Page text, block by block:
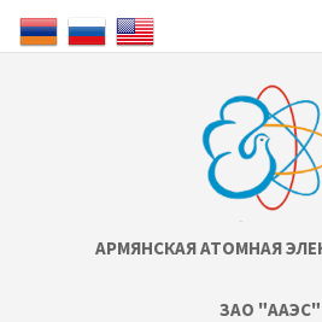
АРМЯНСКАЯ АТОМНАЯ
ЗАО "ААЭС"